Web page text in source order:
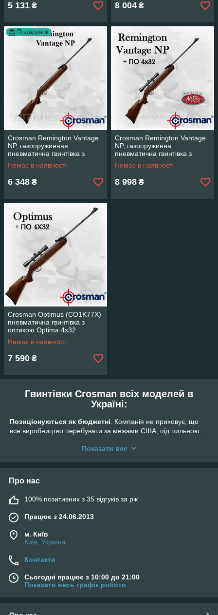
5 131 ₴ 8 004 ₴
Подарунок
Crosman Remington Vantage
NP, газопружинная
пневматична гвинтівка з
оптикою 4х32
Немає в наявності
6 348 ₴
Crosman Remington Vantage
NP, газопружинна
пневматична гвинтівка з
оптикою 4х32
Немає в наявності
8 998 ₴
Crosman Optimus (CO1K77X)
пневматична гвинтівка з
оптикою Optima 4x32
Немає в наявності
7 590 ₴
Гвинтівки Crosman всіх моделей в
Україні:
Позиціонуються як бюджетні . Компанія не приховує, що
все виробництво перебувати за межами США, під пильною
домогтися невисокої ціни при високій якості. Не дивлячись на
вибагливі і цілком ремонтопридатні. З-за гарного
співвідношення ціна-якість купити гвинтівки Crosman може
будь-який пересічний обиватель, саме цього принципу
дотримуються в Crosman.
Купити гвинтівку crosman
на інтернет-майданчиках. Головне, не розгубитися в
асортименті, який дійсно дуже широкий.
ОСОБЛИВОСТІ МОДЕЛЕЙ КРОСМАН
Модельний ряд цього пневматичної зброї включає безліч
найрізноманітніших рушниць. Серед них можна виділити
Показати все
Про нас
100% позитивних з 35 відгуків за рік
Працює з 24.06.2013
м. Київ
Київ, Україна
Контакти
Сьогодні працює з 10:00 до 21:00
Показати весь графік роботи